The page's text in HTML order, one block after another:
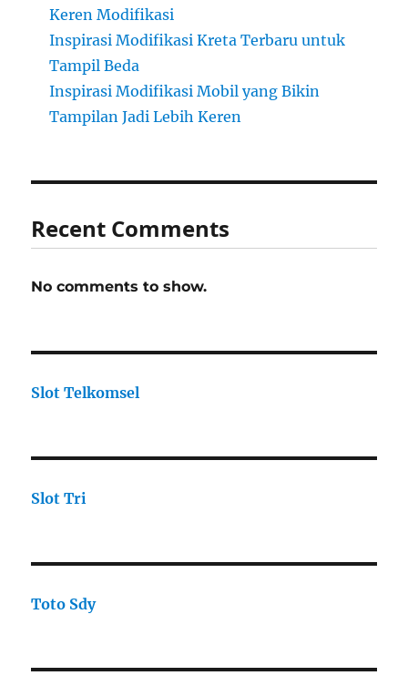
Keren Modifikasi
Inspirasi Modifikasi Kreta Terbaru untuk
Tampil Beda
Inspirasi Modifikasi Mobil yang Bikin
Tampilan Jadi Lebih Keren
Recent Comments
No comments to show.
Slot Telkomsel
Slot Tri
Toto Sdy